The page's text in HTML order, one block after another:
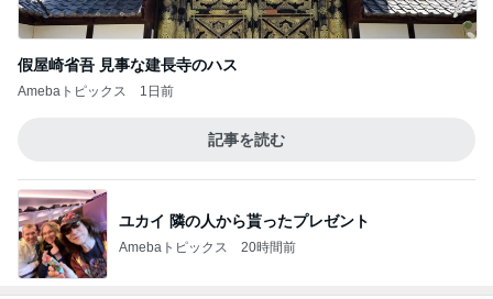
假屋崎省吾 見事な建長寺のハス
Amebaトピックス 1日前
記事を読む
ユカイ 隣の人から貰ったプレゼント
Amebaトピックス 20時間前